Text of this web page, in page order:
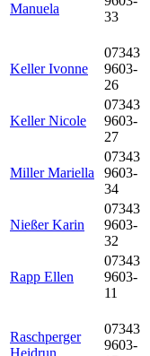
Manuela
33
Keller Ivonne
07343
9603-
26
Keller Nicole
07343
9603-
27
Miller Mariella
07343
9603-
34
Nießer Karin
07343
9603-
32
Rapp Ellen
07343
9603-
11
Raschperger
Heidrun
07343
9603-